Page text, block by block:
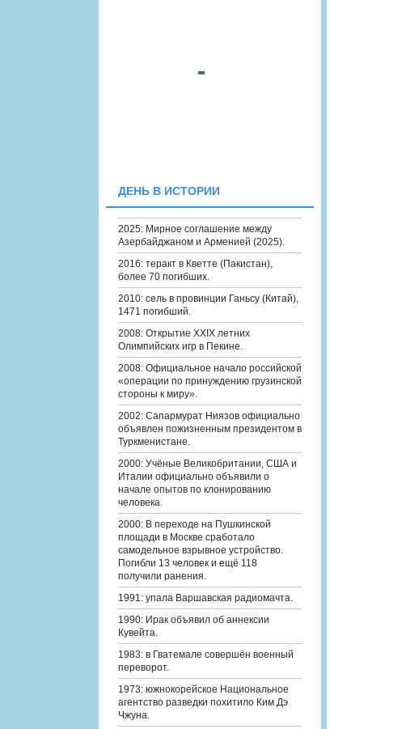
ДЕНЬ В ИСТОРИИ
2025: Мирное соглашение между
Азербайджаном и Арменией (2025).
2016: теракт в Кветте (Пакистан),
более 70 погибших.
2010: сель в провинции Ганьсу (Китай),
1471 погибший.
2008: Открытие XXIX летних
Олимпийских игр в Пекине.
2008: Официальное начало российской
«операции по принуждению грузинской
стороны к миру».
2002: Сапармурат Ниязов официально
объявлен пожизненным президентом в
Туркменистане.
2000: Учёные Великобритании, США и
Италии официально объявили о
начале опытов по клонированию
человека.
2000: В переходе на Пушкинской
площади в Москве сработало
самодельное взрывное устройство.
Погибли 13 человек и ещё 118
получили ранения.
1991: упала Варшавская радиомачта.
1990: Ирак объявил об аннексии
Кувейта.
1983: в Гватемале совершён военный
переворот.
1973: южнокорейское Национальное
агентство разведки похитило Ким Дэ
Чжуна.